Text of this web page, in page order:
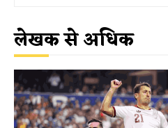
लेखक से अधिक